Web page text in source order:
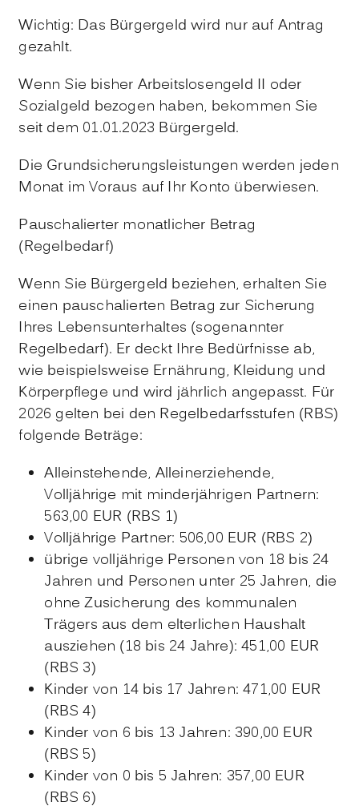
Wichtig: Das Bürgergeld wird nur auf Antrag
gezahlt.
Wenn Sie bisher Arbeitslosengeld II oder
Sozialgeld bezogen haben, bekommen Sie
seit dem 01.01.2023 Bürgergeld.
Die Grundsicherungsleistungen werden jeden
Monat im Voraus auf Ihr Konto überwiesen.
Pauschalierter monatlicher Betrag
(Regelbedarf)
Wenn Sie Bürgergeld beziehen, erhalten Sie
einen pauschalierten Betrag zur Sicherung
Ihres Lebensunterhaltes (sogenannter
Regelbedarf). Er deckt Ihre Bedürfnisse ab,
wie beispielsweise Ernährung, Kleidung und
Körperpflege und wird jährlich angepasst. Für
2026 gelten bei den Regelbedarfsstufen (RBS)
folgende Beträge:
Alleinstehende, Alleinerziehende,
Volljährige mit minderjährigen Partnern:
563,00 EUR (RBS 1)
Volljährige Partner: 506,00 EUR (RBS 2)
übrige volljährige Personen von 18 bis 24
Jahren und Personen unter 25 Jahren, die
ohne Zusicherung des kommunalen
Trägers aus dem elterlichen Haushalt
ausziehen (18 bis 24 Jahre): 451,00 EUR
(RBS 3)
Kinder von 14 bis 17 Jahren: 471,00 EUR
(RBS 4)
Kinder von 6 bis 13 Jahren: 390,00 EUR
(RBS 5)
Kinder von 0 bis 5 Jahren: 357,00 EUR
(RBS 6)